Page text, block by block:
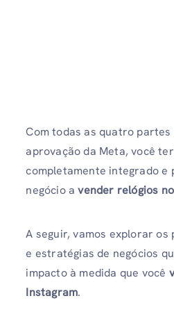
Com todas as quatro partes
aprovação da Meta, você
completamente integrado e
negócio avender relógios
A seguir, vamos explorar
e estratégias de negócios
impacto à medida que você
Instagram.